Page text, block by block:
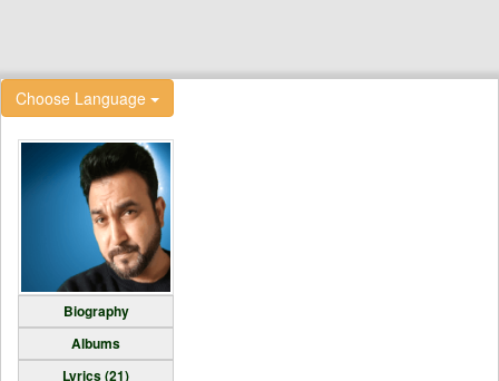
Choose Language
Biography
Albums
Lyrics (21)